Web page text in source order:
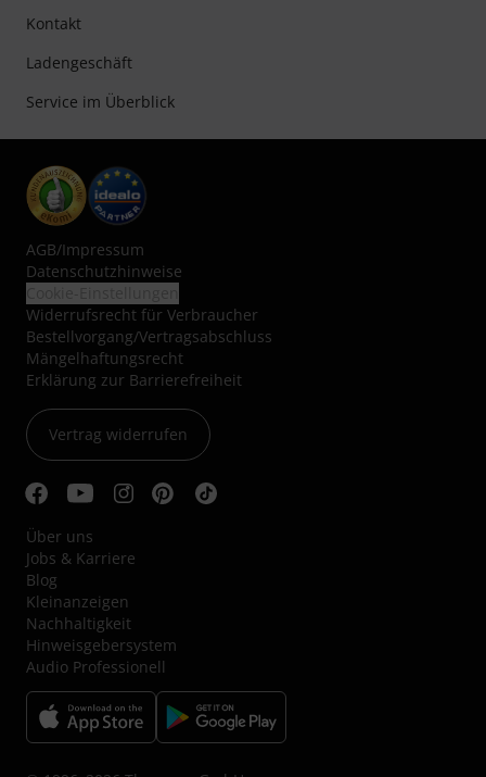
Kontakt
Ladengeschäft
Service im Überblick
AGB/Impressum
Datenschutzhinweise
Widerrufsrecht für Verbraucher
Bestellvorgang/Vertragsabschluss
Mängelhaftungsrecht
Erklärung zur Barrierefreiheit
Vertrag widerrufen
Über uns
Jobs & Karriere
Blog
Kleinanzeigen
Nachhaltigkeit
Hinweisgebersystem
Audio Professionell